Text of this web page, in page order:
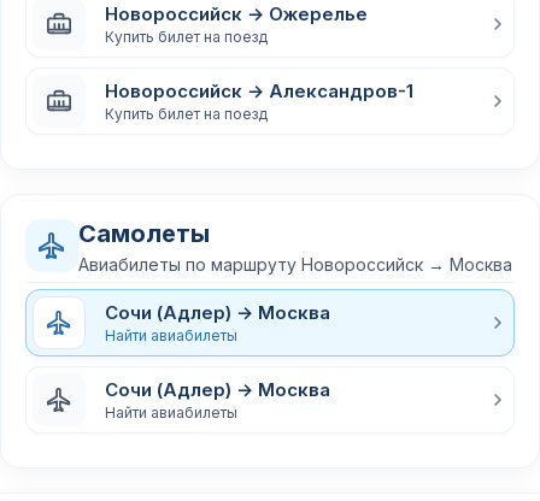
Новороссийск → Ожерелье
Купить билет на поезд
Новороссийск → Александров-1
Купить билет на поезд
Самолеты
Авиабилеты по маршруту Новороссийск → Москва
Сочи (Адлер) → Москва
Найти авиабилеты
Сочи (Адлер) → Москва
Найти авиабилеты